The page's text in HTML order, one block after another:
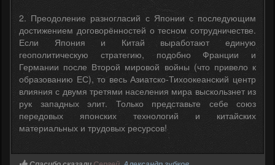
2. Преодоление разногласий с Японии с последующим
достижением договорённостей о тесном сотрудничестве.
Если Япония и Китай выработают единую
геополитическую стратегию, подобно Франции и
Германии после Второй мировой войны (что привело к
образованию ЕС), то весь Азиатско-Тихоокеанский центр
влияния с двумя третями населения мира выскользнет из
рук западных элит. Только представьте себе союз
передовых японских технологий и китайских
материальных и трудовых ресурсов!